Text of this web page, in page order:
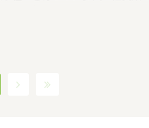
北西部に位置し、東は福岡県
約500キロメートルであるのに
らずと近接しており、大陸文化